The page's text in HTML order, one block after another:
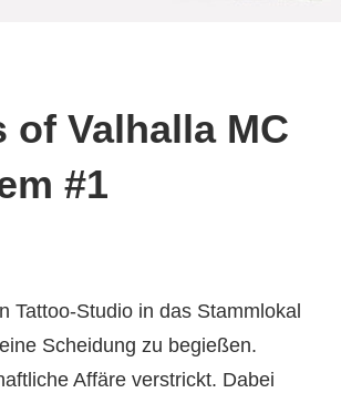
of Valhalla MC
#1
Tattoo-Studio in das Stammlokal
Scheidung zu begießen.
Affäre verstrickt. Dabei